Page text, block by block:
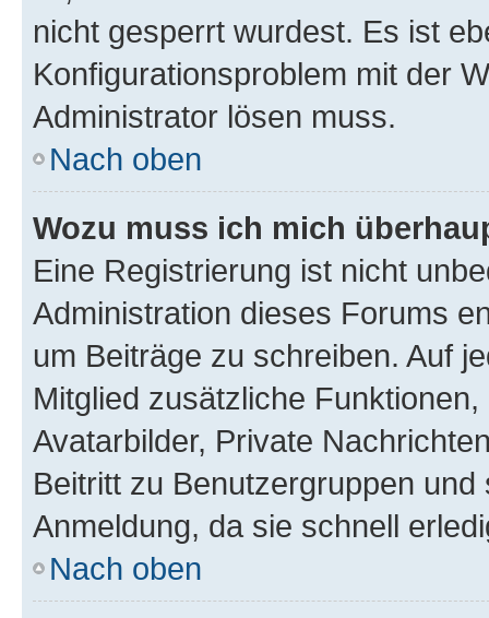
nicht gesperrt wurdest. Es ist
Konfigurationsproblem mit der
Administrator lösen muss.
Nach oben
Wozu muss ich mich
Eine Registrierung ist nicht
Administration dieses Forums
um Beiträge zu schreiben. Auf
Mitglied zusätzliche
Avatarbilder, Private
Beitritt zu Benutzergruppen
Anmeldung, da sie schnell
Nach oben